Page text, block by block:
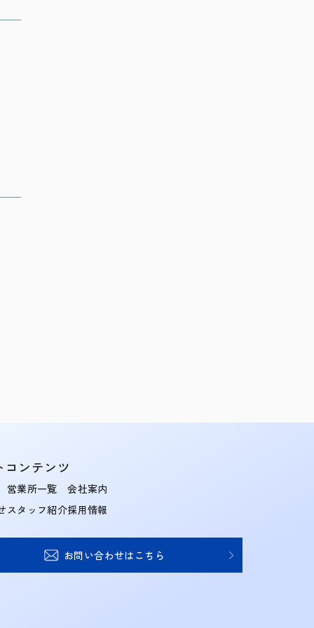
コンテンツ
営業所一覧
スタッフ紹介
会社案内
採用情報
お問い合わせはこちら